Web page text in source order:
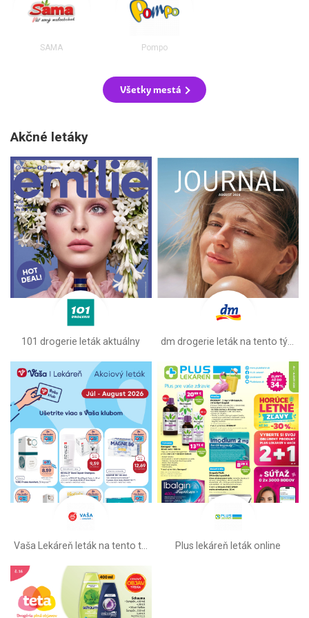
SAMA Pompo
Všetky mestá
Akčné letáky
101 drogerie leták aktuálny
Plus lekáreň leták online